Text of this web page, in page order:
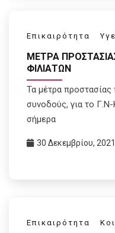
Επικαιρότητα
MEΤΡΑ
ΦΙΛΙΑΤΩΝ
Τα μέτρα προστασίας
συνοδούς, για το
σήμερα
30 Δεκεμβρίου, 2021
Επικαιρότητα